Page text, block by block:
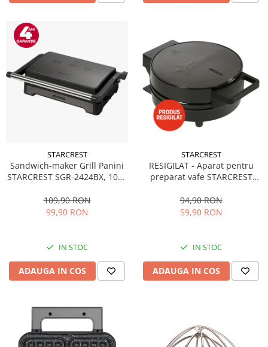
STARCREST
Sandwich-maker Grill Panini
STARCREST SGR-2424BX, 1000
Ceramic, Deschidere 180°,
Suprafata de gatire 23 x 14
109,90 RON
99,90 RON
IN STOC
ADAUGA IN COS
STARCREST
RESIGILAT - Aparat pentru
preparat vafe STARCREST
Placi antiaderente, Indicator
luminos, Negru-Inox
94,90 RON
59,90 RON
IN STOC
ADAUGA IN COS